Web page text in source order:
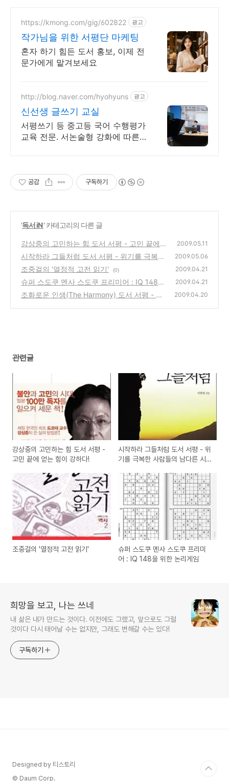
https://kmong.com/gig/602822 광고
작가님을 위한 서평단 마케팅
혼자 하기 힘든 도서 홍보, 이제 전
문가에게 맡겨보세요
http://blog.naver.com/hyohyuns 광고
신선생 글쓰기 교실
서평쓰기 등 중고등 국어 수행평가
교육 전문. 서논술형 강화에 따른
공감 구독하기
'독서 iN' 카테고리의 다른 글
강상중의 고민하는 힘 도서 서평 - 고민 끝에
얻는 힘이 강하다!
(0)
2009.05.11
시작하라 그들처럼 도서 서평 - 위기를 극복한
사람들의 남다른 시작법
(0)
2009.05.06
조중걸의 '열정적 고전 읽기' (0) 2009.04.21
슈퍼 스도쿠 멘사 스도쿠 프리미어 : IQ 148을
위한 논리게임
(2)
2009.04.21
조화로운 인생(The Harmony) 도서 서평 - 진
2009.04.20
관련글
강상중의 고민하는 힘 도서 서평 -
고민 끝에 얻는 힘이 강하다!
시작하라 그들처럼 도서 서평 - 위
기를 극복한 사람들의 남다른 시
조중걸의 '열정적 고전 읽기'
슈퍼 스도쿠 멘사 스도쿠 프리미
어 : IQ 148을 위한 논리게임
희망을 보고, 나는 쓰네
내 삶은 내가 만드는 것이다. 이전에도 그랬고, 앞으로도 그럴
것이다 다시 태어날 수는 없지만, 그래도 변해갈 수는 있다!
구독하기
Designed by 티스토리
© Daum Corp.